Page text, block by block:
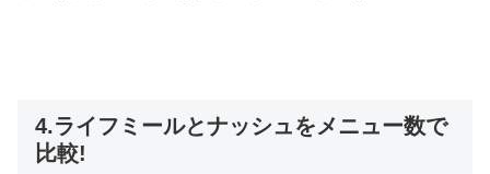
4.ライフミールとナッシュをメニュー数で
比較!